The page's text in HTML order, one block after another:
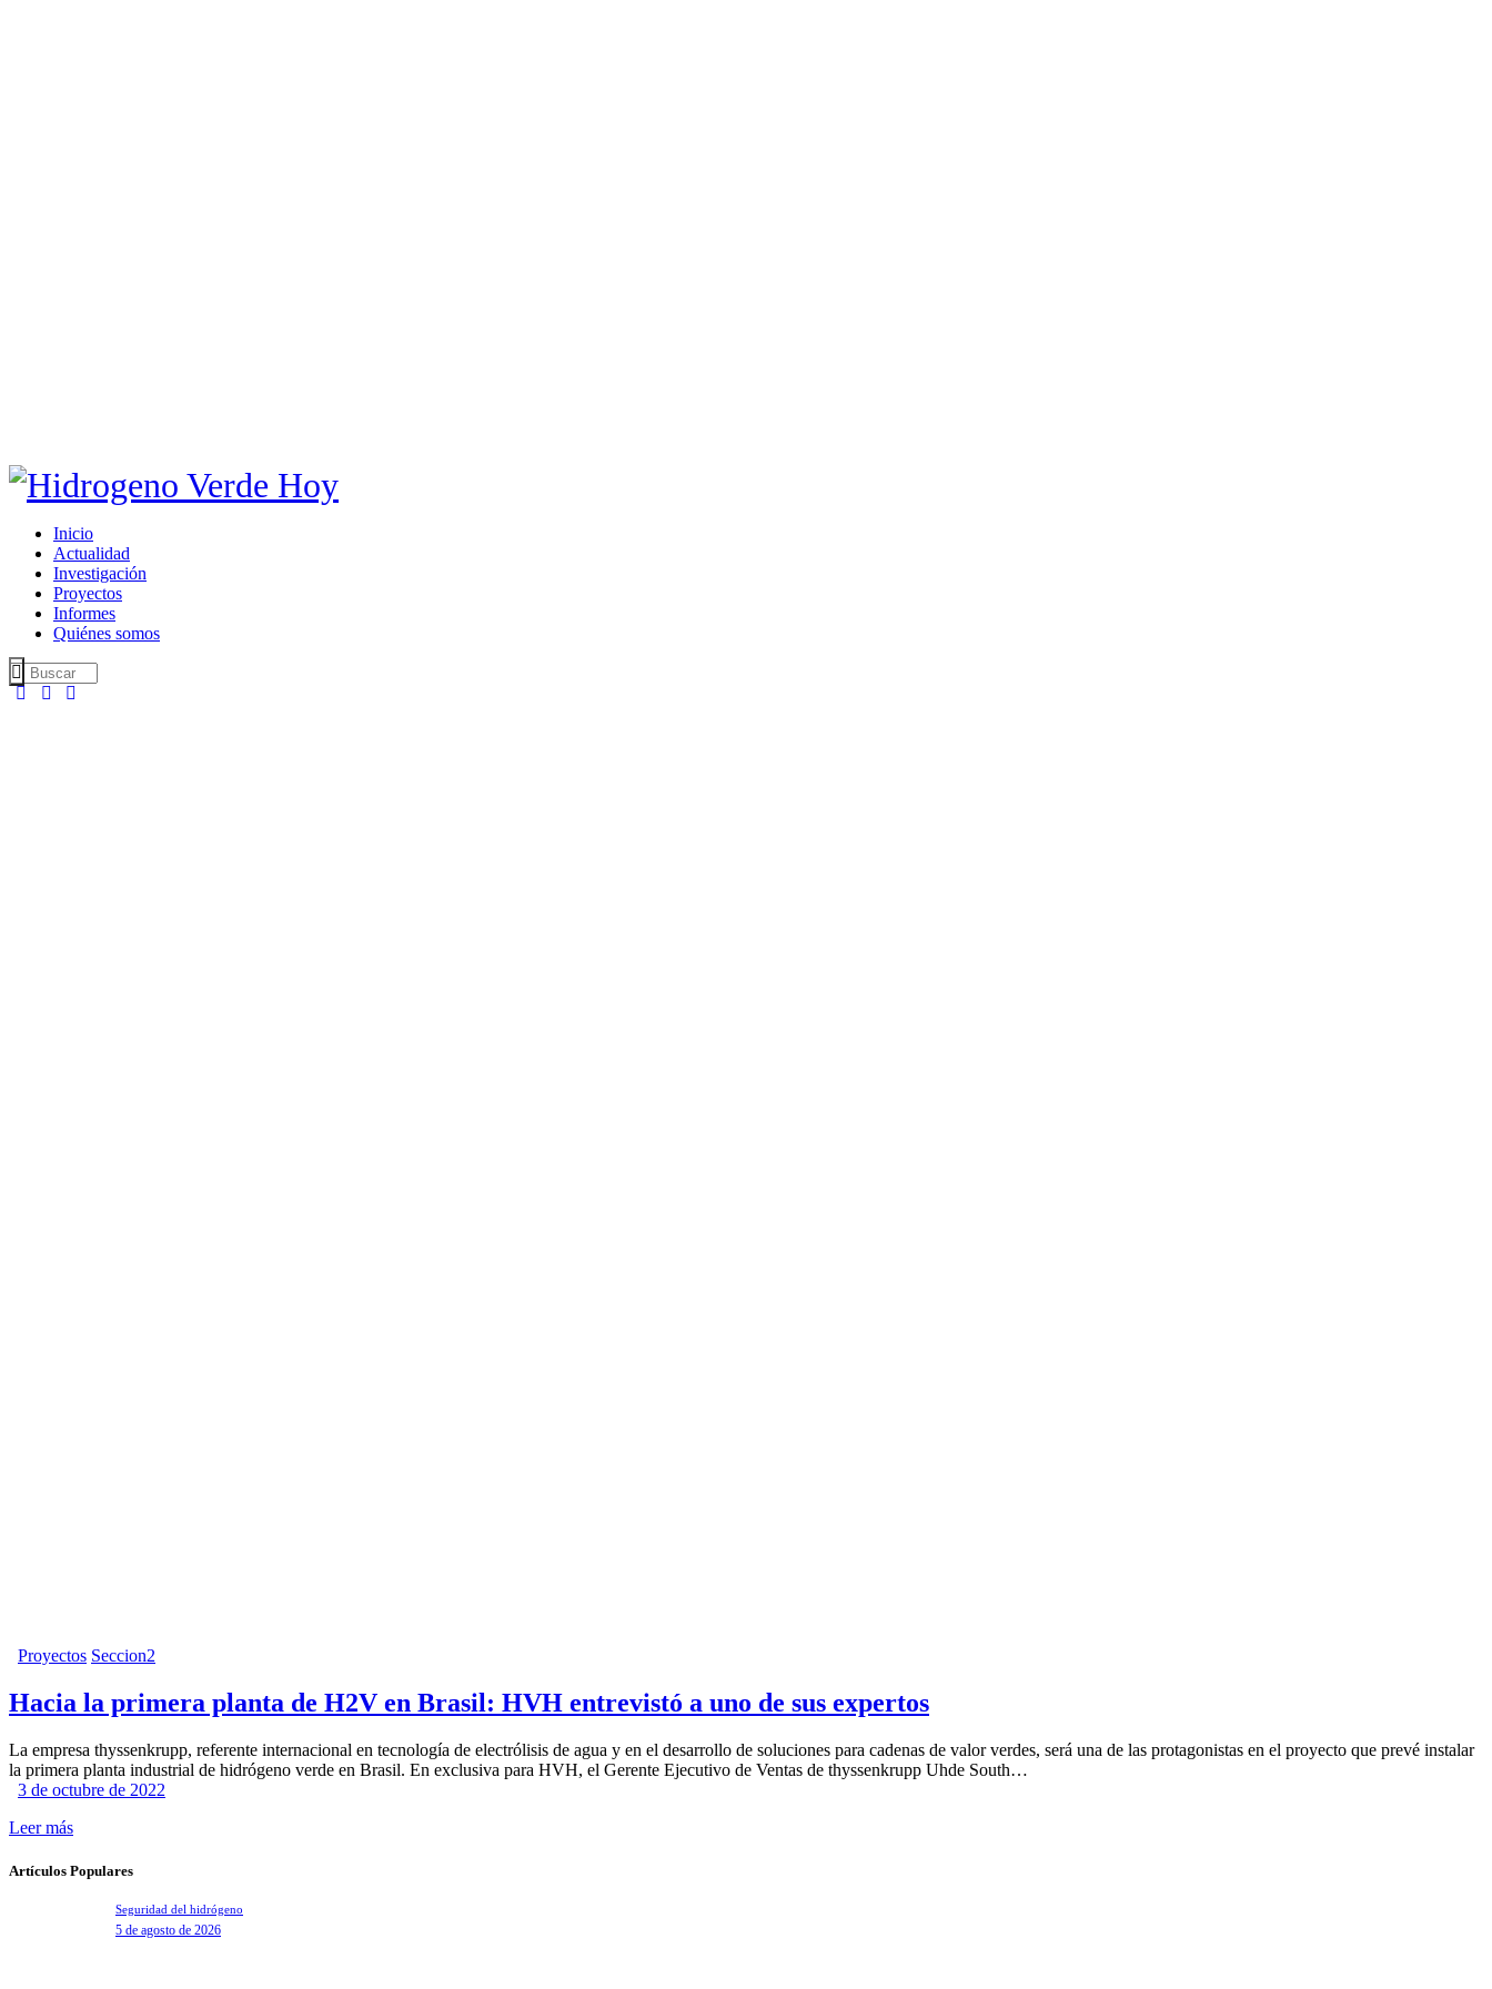
Inicio
Actualidad
Investigación
Proyectos
Informes
Quiénes somos
Proyectos Seccion2
Hacia la primera planta de H2V en Brasil: HVH entrevistó a uno de sus expertos
La empresa thyssenkrupp, referente internacional en tecnología de electrólisis de agua y en el desarrollo de soluciones para cadenas de valor verdes, será una de las protagonistas en el proyecto que prevé instalar
la primera planta industrial de hidrógeno verde en Brasil. En exclusiva para HVH, el Gerente Ejecutivo de Ventas de thyssenkrupp Uhde South…
3 de octubre de 2022
Leer más
Artículos Populares
Seguridad del hidrógeno
5 de agosto de 2026